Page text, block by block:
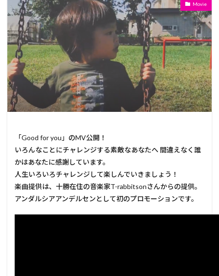
Movie
「Good for you」のMV公開！
いろんなことにチャレンジする素敵なあなたへ 間違えなく誰
かはあなたに感謝しています。
人生いろいろチャレンジして楽しんでいきましょう！
楽曲提供は、十勝在住の音楽家T-rabbitsonさんからの提供。
アンダルシアアンデルセンとして初のプロモーションです。